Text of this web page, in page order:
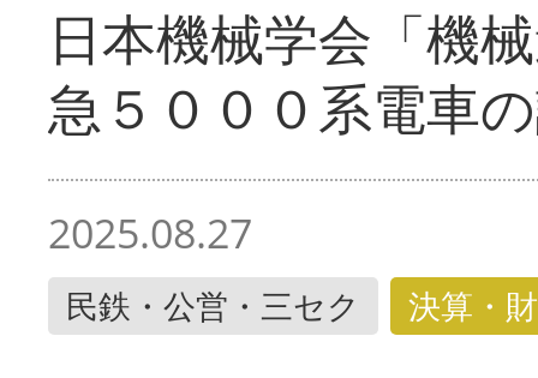
日本機械学会「機
急５０００系電車
2025.08.27
民鉄・公営・三セク 決算・